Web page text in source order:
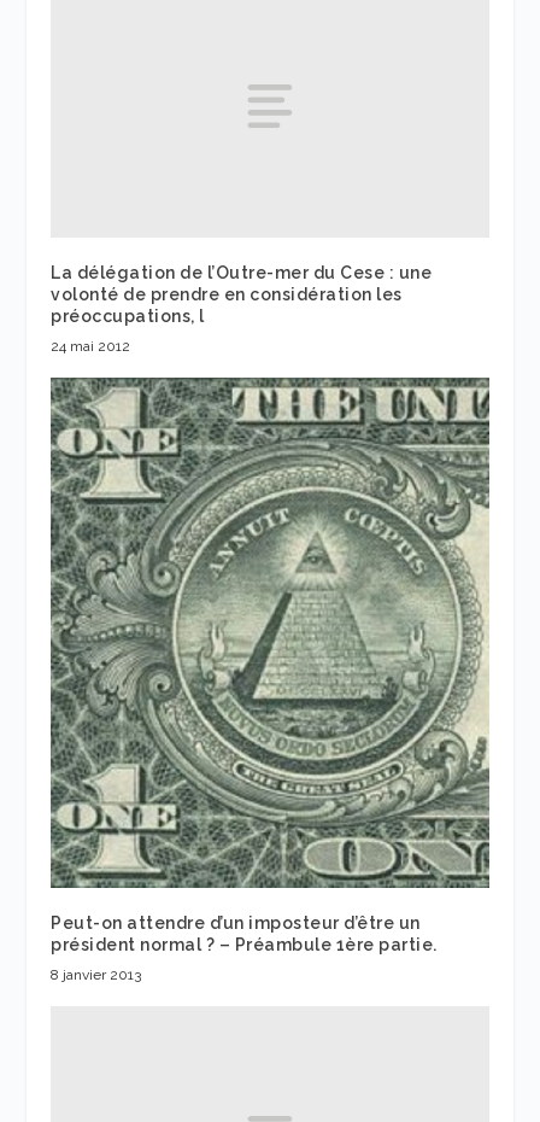
La délégation de l’Outre-mer du Cese : une
volonté de prendre en considération les
préoccupations, l
24 mai 2012
Peut-on attendre d’un imposteur d’être un
président normal ? – Préambule 1ère partie.
8 janvier 2013